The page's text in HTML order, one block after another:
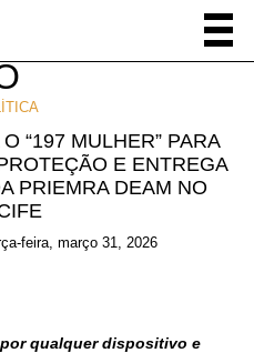
“197 MULHER” PARA
E ENTREGA
PRIEMRA DEAM NO
feira, março 31, 2026
qualquer dispositivo e